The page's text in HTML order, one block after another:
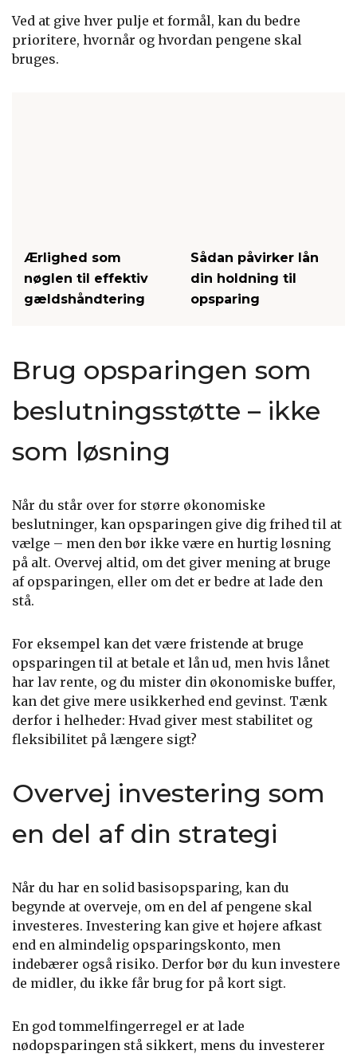
Ved at give hver pulje et formål, kan du bedre
prioritere, hvornår og hvordan pengene skal
bruges.
Ærlighed som
nøglen til effektiv
gældshåndtering
Sådan påvirker lån
din holdning til
opsparing
Brug opsparingen som
beslutningsstøtte – ikke
som løsning
Når du står over for større økonomiske
beslutninger, kan opsparingen give dig frihed til at
vælge – men den bør ikke være en hurtig løsning
på alt. Overvej altid, om det giver mening at bruge
af opsparingen, eller om det er bedre at lade den
stå.
For eksempel kan det være fristende at bruge
opsparingen til at betale et lån ud, men hvis lånet
har lav rente, og du mister din økonomiske buffer,
kan det give mere usikkerhed end gevinst. Tænk
derfor i helheder: Hvad giver mest stabilitet og
fleksibilitet på længere sigt?
Overvej investering som
en del af din strategi
Når du har en solid basisopsparing, kan du
begynde at overveje, om en del af pengene skal
investeres. Investering kan give et højere afkast
end en almindelig opsparingskonto, men
indebærer også risiko. Derfor bør du kun investere
de midler, du ikke får brug for på kort sigt.
En god tommelfingerregel er at lade
nødopsparingen stå sikkert, mens du investerer